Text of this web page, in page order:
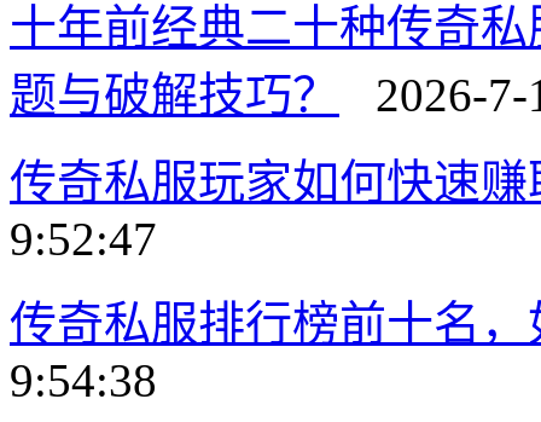
十年前经典二十种传奇
题与破解技巧？
2026-7-
传奇私服玩家如何快速
9:52:47
传奇私服排行榜前十名
9:54:38